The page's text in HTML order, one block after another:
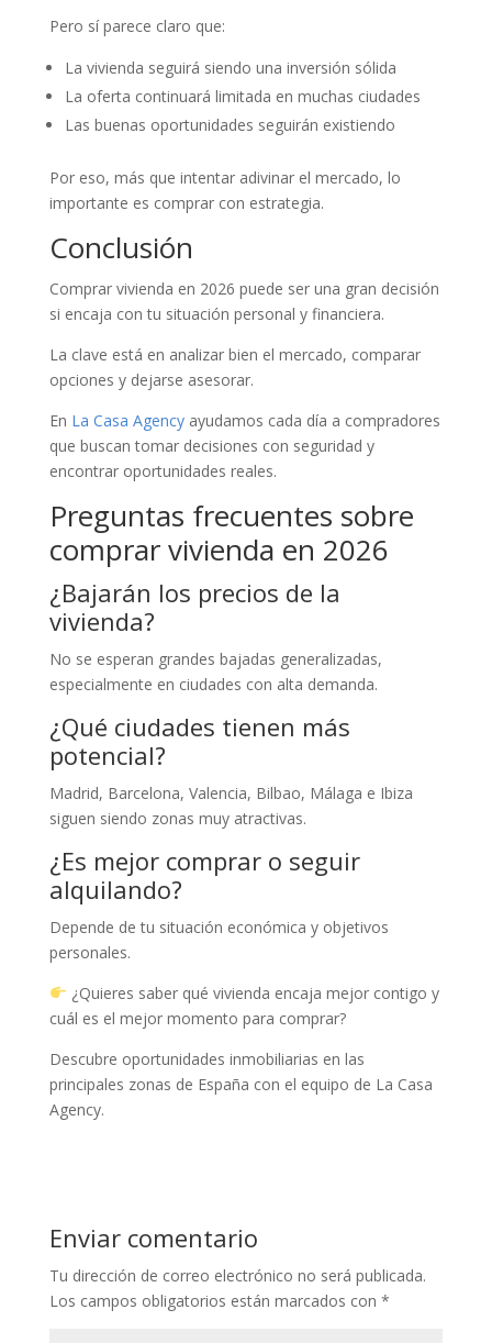
Pero sí parece claro que:
La vivienda seguirá siendo una inversión sólida
La oferta continuará limitada en muchas ciudades
Las buenas oportunidades seguirán existiendo
Por eso, más que intentar adivinar el mercado, lo
importante es comprar con estrategia.
Conclusión
Comprar vivienda en 2026 puede ser una gran decisión
si encaja con tu situación personal y financiera.
La clave está en analizar bien el mercado, comparar
opciones y dejarse asesorar.
En La Casa Agencyayudamos cada día a compradores
que buscan tomar decisiones con seguridad y
encontrar oportunidades reales.
Preguntas frecuentes sobre
comprar vivienda en 2026
¿Bajarán los precios de la
vivienda?
No se esperan grandes bajadas generalizadas,
especialmente en ciudades con alta demanda.
¿Qué ciudades tienen más
potencial?
Madrid, Barcelona, Valencia, Bilbao, Málaga e Ibiza
siguen siendo zonas muy atractivas.
¿Es mejor comprar o seguir
alquilando?
Depende de tu situación económica y objetivos
personales.
¿Quieres saber qué vivienda encaja mejor contigo y
cuál es el mejor momento para comprar?
Descubre oportunidades inmobiliarias en las
principales zonas de España con el equipo de La Casa
Agency.
Enviar comentario
Tu dirección de correo electrónico no será publicada.
Los campos obligatorios están marcados con *